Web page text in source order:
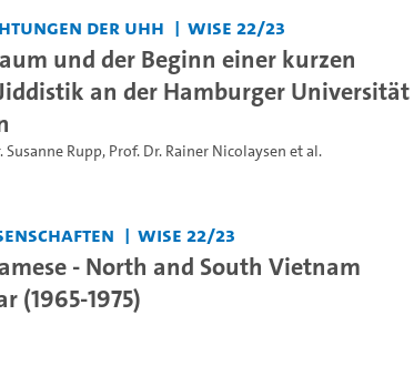
der UHH WiSe 22/23
und der Beginn einer kurzen
an der Hamburger Universität
Susanne Rupp, Prof. Dr. Rainer Nicolaysen et al.
WiSe 22/23
- North and South Vietnam
(1965-1975)